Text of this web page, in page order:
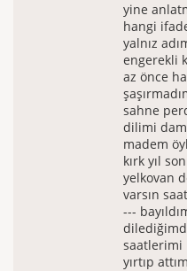
yine
hangi
yalnız
engerekli
az önce
sahne
dilimi
madem
kırk yıl
yelkovan
varsın
---
saatlerimi
yırtıp